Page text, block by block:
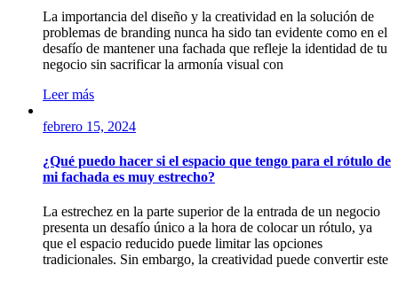
La importancia del diseño y la creatividad en la solución de
problemas de branding nunca ha sido tan evidente como en el
desafío de mantener una fachada que refleje la identidad de tu
negocio sin sacrificar la armonía visual con
Leer más
febrero 15, 2024
¿Qué puedo hacer si el espacio que tengo para el rótulo de
mi fachada es muy estrecho?
La estrechez en la parte superior de la entrada de un negocio
presenta un desafío único a la hora de colocar un rótulo, ya
que el espacio reducido puede limitar las opciones
tradicionales. Sin embargo, la creatividad puede convertir este